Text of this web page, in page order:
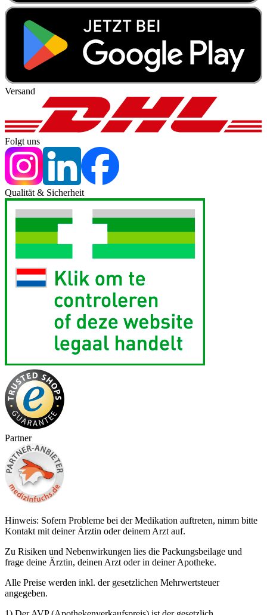
Versand
Folgt uns
Qualität & Sicherheit
Partner
Hinweis: Sofern Probleme bei der Medikation auftreten, nimm bitte
Kontakt mit deiner Ärztin oder deinem Arzt auf.
Zu Risiken und Nebenwirkungen lies die Packungsbeilage und
frage deine Ärztin, deinen Arzt oder in deiner Apotheke.
Alle Preise werden inkl. der gesetzlichen Mehrwertsteuer
angegeben.